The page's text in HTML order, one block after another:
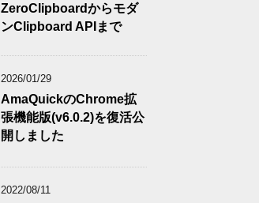
ZeroClipboardからモダ
ンClipboard APIまで
2026/01/29
AmaQuickのChrome拡
張機能版(v6.0.2)を復活公
開しました
2022/08/11